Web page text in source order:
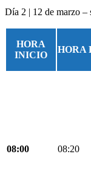
Día 2 | 12 de marzo –
HORA
INICIO
HORA
08:00 08:20